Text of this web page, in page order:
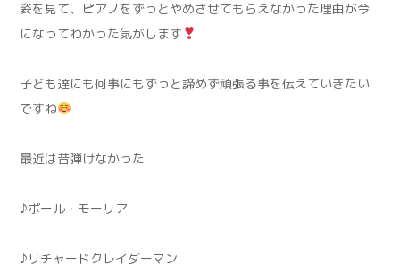
姿を見て、ピアノをずっとやめさせてもらえなかった理由が今
になってわかった気がします
子ども達にも何事にもずっと諦めず頑張る事を伝えていきたい
ですね
最近は昔弾けなかった
♪ポール・モーリア
♪リチャードクレイダーマン